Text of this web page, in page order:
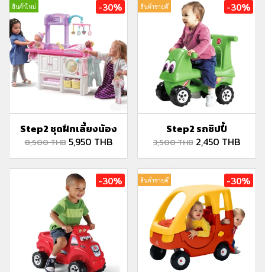
สินค้าใหม่ -30%
Step2 ชุดฝึกเลี้ยงน้อง
8,500 THB 5,950 THB
สินค้าขายดี -30%
Step2 รถซิปปี้
3,500 THB 2,450 THB
-30% สินค้าขายดี -30%